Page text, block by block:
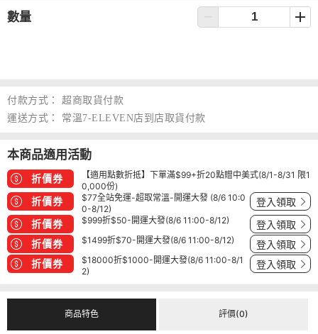
數量
付款方式：
超商取貨付款
運送方式：
常溫7-ELEVEN店到店取貨付款
本商品適用活動
折價券
【適用點數折抵】下單滿$99+折20點贈中美式(8/1-8/31 限1
0,000份)
折價券
$77全站免運-超取常溫-開運大發 (8/6 10:0
0-8/12)
登入領取
折價券 $999折$50-開運大發(8/6 11:00-8/12) 登入領取
折價券 $1499折$70-開運大發(8/6 11:00-8/12) 登入領取
折價券
$18000折$1000-開運大發(8/6 11:00-8/1
2)
登入領取
商品特色 評價(0)